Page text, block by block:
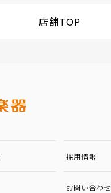
店舗TOP
採用情報
お問い合わせ